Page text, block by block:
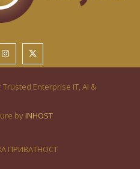
Trusted Enterprise IT, AI &
by INHOST
ПРИВАТНОСТ